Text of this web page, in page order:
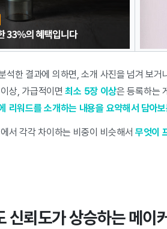
석한 결과에 의하면, 소개 사진을 넘겨 보
상, 가급적이면최소 5장 이상은 등록하는
리워드를 소개하는 내용을 요약해서 담아
서 각각 차이하는 비중이 비슷해서 무엇이
신뢰도가 상승하는 메이